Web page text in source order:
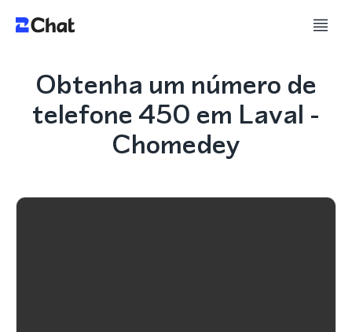
Obtenha um número de
telefone 450 em Laval -
Chomedey